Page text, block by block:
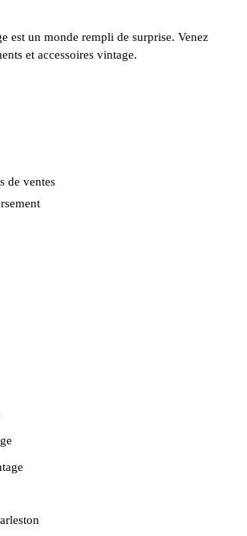
est un monde rempli de surprise. Venez
et accessoires vintage.
de ventes